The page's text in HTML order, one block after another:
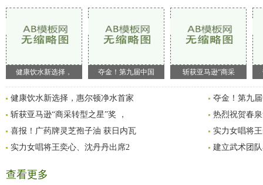
健康饮水新选择， 夺金！第九届中国 斩获亚马逊“商采
健康饮水新选择，惠尔顿净水首家
夺金！第九
斩获亚马逊“商采转型之星”奖 ，
热烈祝贺春
喜报！广药牌灵芝孢子油 获日内瓦
实力女唱将
实力女唱将王奕心、沈丹丹出席2
建立武术团
查看更多